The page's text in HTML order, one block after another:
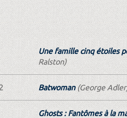
Une famille cinq étoiles
Ralston)
Batwoman(George
Ghosts : Fantômes à la